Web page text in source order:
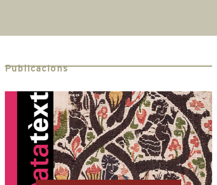
Publicacions